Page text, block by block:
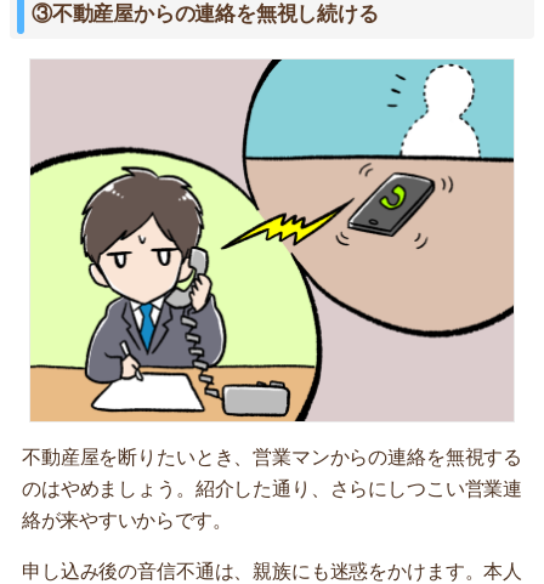
③不動産屋からの連絡を無視し続ける
不動産屋を断りたいとき、営業マンからの連絡を無視する
のはやめましょう。紹介した通り、さらにしつこい営業連
絡が来やすいからです。
申し込み後の音信不通は、親族にも迷惑をかけます。本人